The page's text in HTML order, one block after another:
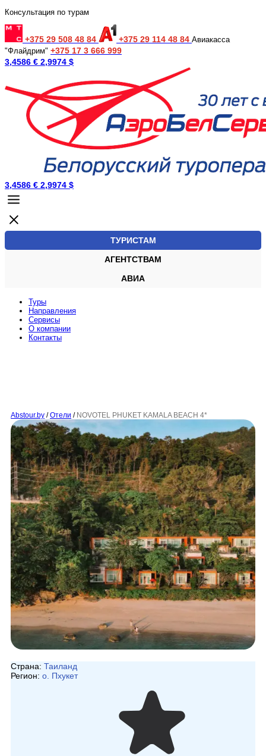
Консультация по турам
+375 29 508 48 84 +375 29 114 48 84 Авиакасса
"Флайдрим" +375 17 3 666 999
3,4586 € 2,9974 $
3,4586 € 2,9974 $
ТУРИСТАМ
АГЕНТСТВАМ
АВИА
Туры
Направления
Сервисы
O компании
Контакты
Abstour.by / Отели / NOVOTEL PHUKET KAMALA BEACH 4*
Страна: Таиланд
Регион: о. Пхукет